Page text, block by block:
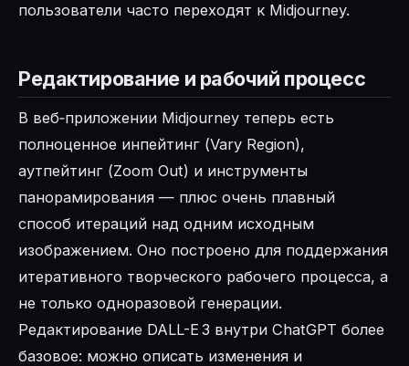
пользователи часто переходят к Midjourney.
Редактирование и рабочий процесс
В веб‑приложении Midjourney теперь есть
полноценное инпейтинг (Vary Region),
аутпейтинг (Zoom Out) и инструменты
панорамирования — плюс очень плавный
способ итераций над одним исходным
изображением. Оно построено для поддержания
итеративного творческого рабочего процесса, а
не только одноразовой генерации.
Редактирование DALL-E 3 внутри ChatGPT более
базовое: можно описать изменения и